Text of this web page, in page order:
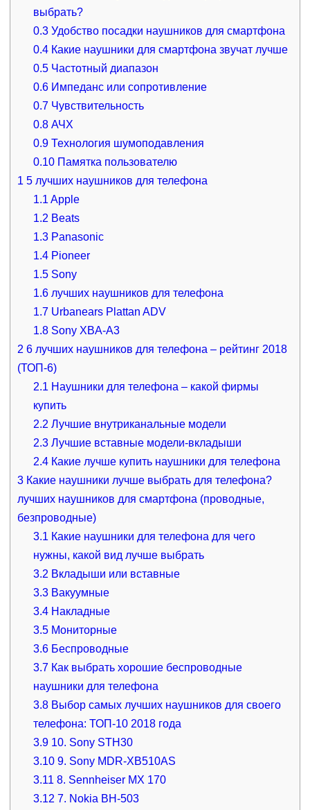
выбрать?
0.3 Удобство посадки наушников для смартфона
0.4 Какие наушники для смартфона звучат лучше
0.5 Частотный диапазон
0.6 Импеданс или сопротивление
0.7 Чувствительность
0.8 АЧХ
0.9 Технология шумоподавления
0.10 Памятка пользователю
1 5 лучших наушников для телефона
1.1 Apple
1.2 Beats
1.3 Panasonic
1.4 Pioneer
1.5 Sony
1.6 лучших наушников для телефона
1.7 Urbanears Plattan ADV
1.8 Sony XBA-A3
2 6 лучших наушников для телефона – рейтинг 2018
(ТОП-6)
2.1 Наушники для телефона – какой фирмы
купить
2.2 Лучшие внутриканальные модели
2.3 Лучшие вставные модели-вкладыши
2.4 Какие лучше купить наушники для телефона
3Какие наушники лучше выбрать для телефона?
лучших наушников для смартфона (проводные,
безпроводные)
3.1 Какие наушники для телефона для чего
нужны, какой вид лучше выбрать
3.2 Вкладыши или вставные
3.3 Вакуумные
3.4 Накладные
3.5 Мониторные
3.6 Беспроводные
3.7 Как выбрать хорошие беспроводные
наушники для телефона
3.8 Выбор самых лучших наушников для своего
телефона: ТОП-10 2018 года
3.9 10. Sony STH30
3.10 9. Sony MDR-XB510AS
3.11 8. Sennheiser MX 170
3.12 7. Nokia BH-503